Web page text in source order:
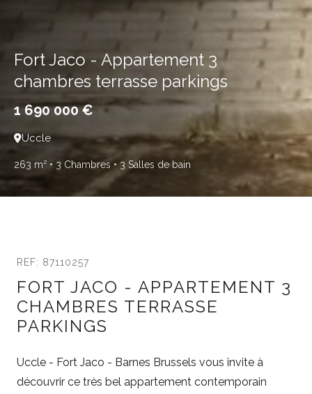
Fort Jaco - Appartement 3
chambres terrasse parkings
1 690 000 €
Uccle
263 m² • 3 Chambres • 3 Salles de bain
REF: 87110257
FORT JACO - APPARTEMENT 3
CHAMBRES TERRASSE
PARKINGS
Uccle - Fort Jaco - Barnes Brussels vous invite à
découvrir ce très bel appartement contemporain